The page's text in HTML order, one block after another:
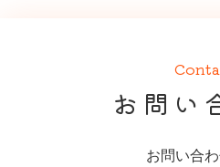
お問い
お問い合わ